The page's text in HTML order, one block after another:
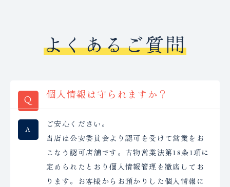
よくあるご質問
個人情報は守られますか？
ご安心ください。
当店は公安委員会より認可を受けて営業をお
こなう認可店舗です。古物営業法第18条1項に
定められたとおり個人情報管理を徹底してお
ります。お客様からお預かりした個人情報に